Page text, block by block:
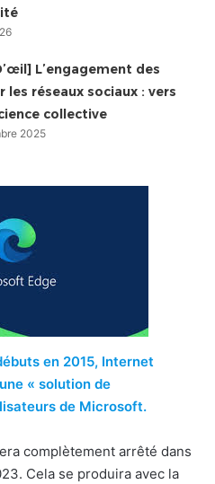
L’engagement des
les réseaux sociaux : vers
collective
2025
en 2015, Internet
« solution de
de Microsoft.
complètement arrêté dans
Cela se produira avec la